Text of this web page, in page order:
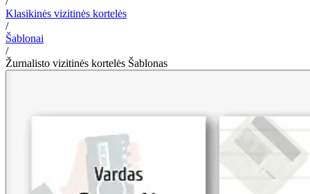
Klasikinės vizitinės kortelės
/
Šablonai
/
Žurnalisto vizitinės kortelės Šablonas